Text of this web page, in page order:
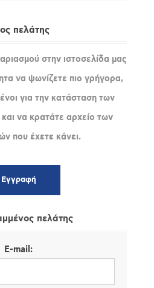
πελάτης
στην ιστοσελίδα μας
να ψωνίζετε πιο γρήγορα,
για την κατάσταση των
να κρατάτε αρχείο των
που έχετε κάνει.
πελάτης
E-mail: